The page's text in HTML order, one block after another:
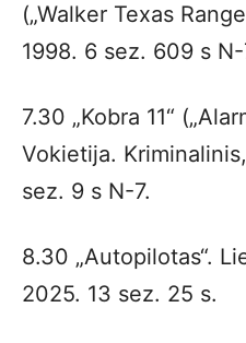
(„Walker Texas
1998. 6 sez. 609 s N-
7.30 „Kobra 11“
Vokietija.
sez. 9 s N-7.
8.30 „Autopilotas“.
2025. 13 sez. 25 s.